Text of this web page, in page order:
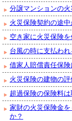
分譲マンションの
火災保険契約の途
空き家に火災保険
台風の時に支払わ
借家人賠償責任保
火災保険の建物の
超過保険の保険料
家財の火災保険金
か？